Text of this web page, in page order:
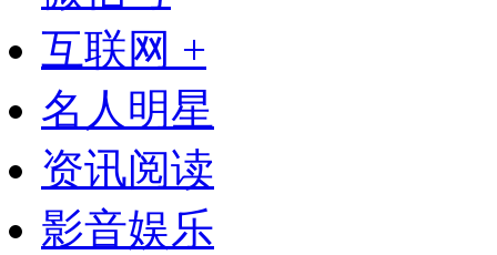
互联网 +
名人明星
资讯阅读
影音娱乐